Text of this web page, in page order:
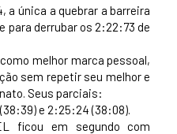
a única a quebrar a barreira
para derrubar os 2:22:73 de
melhor marca pessoal,
sem repetir seu melhor e
Seus parciais:
e 2:25:24 (38:08).
ficou em segundo com